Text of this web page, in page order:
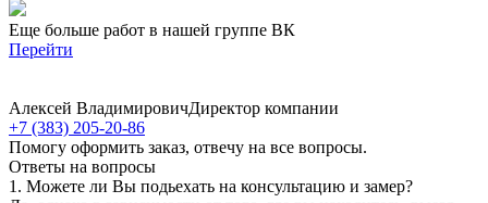
Еще больше работ в нашей группе ВК
Перейти
Алексей ВладимировичДиректор компании
+7 (383) 205-20-86
Помогу оформить заказ, отвечу на все вопросы.
Ответы на вопросы
1. Можете ли Вы подьехать на консультацию и замер?